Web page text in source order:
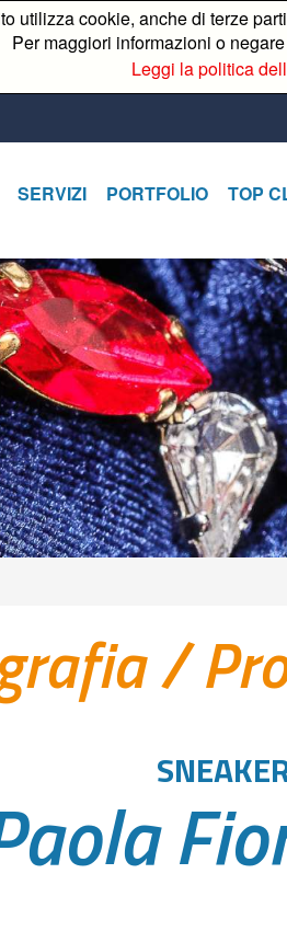
utilizza cookie, anche di terze
Per maggiori informazioni o
Leggi la politica
SERVIZI PORTFOLIO TOP
/